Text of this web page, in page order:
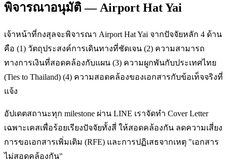
พิจารณาอนุมัติ — Airport Hat Yai
เจ้าหน้าที่กงสุลจะพิจารณา Airport Hat Yai จากปัจจัยหลัก 4 ด้าน
คือ (1) วัตถุประสงค์การเดินทางที่ชัดเจน (2) ความสามารถ
ทางการเงินที่สอดคล้องกับแผน (3) ความผูกพันกับประเทศไทย
(Ties to Thailand) (4) ความสอดคล้องของเอกสารกับข้อเท็จจริงที่
แจ้ง
อัปเดตสถานะทุก milestone ผ่าน LINE เราจัดทำ Cover Letter
เฉพาะเคสเพื่อร้อยเรียงปัจจัยทั้งสี่ ให้สอดคล้องกัน ลดความเสี่ยง
การขอเอกสารเพิ่มเติม (RFE) และการปฏิเสธจากเหตุ "เอกสาร
ไม่สอดคล้องกัน"